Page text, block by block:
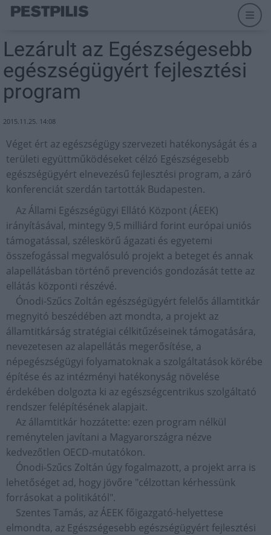
Lezárult az Egészségesebb
egészségügyért fejlesztési
program
2015.11.25. 14:08
Véget ért az egészségügy szervezeti hatékonyságát és a
területi együttműködéseket célzó Egészségesebb
egészségügyért elnevezésű fejlesztési program, a záró
konferenciát szerdán tartották Budapesten.
Az Állami Egészségügyi Ellátó Központ (ÁEEK)
irányításával, mintegy 9,5 milliárd forint európai uniós
támogatással, széleskörű ágazati és egyetemi
összefogással megvalósuló projekt a beteget és annak
alapellátásban történő prevenciós gondozását tette az
ellátás központi részévé.
Ónodi-Szűcs Zoltán egészségügyért felelős államtitkár
megnyitó beszédében azt mondta, a projekt az
államtitkárság stratégiai célkitűzéseinek támogatására,
nevezetesen az alapellátás megerősítése, a
népegészségügyi folyamatoknak a szolgáltatások körébe
építése és az intézményi hatékonyság növelése
érdekében dolgozta ki az egészségcentrikus szolgáltató
rendszer felépítésének alapjait.
Az államtitkár hozzátette: ezen program nélkül
reménytelen javítani a Magyarországra nézve
kedvezőtlen OECD-mutatókon.
Ónodi-Szűcs Zoltán úgy fogalmazott, a projekt arra is
lehetőséget ad, hogy jövőre "célzottan kérhessünk
forrásokat a politikától".
Szentes Tamás, az ÁEEK főigazgató-helyettese
elmondta, az Egészségesebb egészségügyért fejlesztési